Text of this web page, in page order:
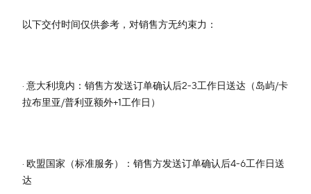
以下交付时间仅供参考，对销售方无约束力：
· 意大利境内：销售方发送订单确认后2-3工作日送达（岛屿/卡
拉布里亚/普利亚额外+1工作日）
· 欧盟国家（标准服务）：销售方发送订单确认后4-6工作日送
达